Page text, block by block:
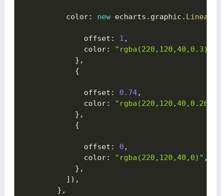
          color
: new echarts . graphic .
              offset
: 1 ,
              color
: "rgba(220,120,40,0.3)"
} ,
{
              offset
: 0.74,
              color
: "rgba(220,120,40,0.26)"
} ,
{
              offset
: 0 ,
              color
: "rgba(220,120,40,0)" ,
} ,
] ) ,
} ,